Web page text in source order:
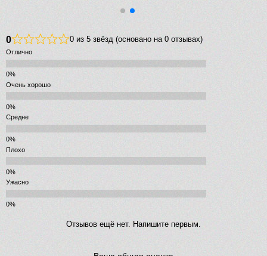
0 0 из 5 звёзд (основано на 0 отзывах)
Отлично
Очень хорошо
Средне
Плохо
Ужасно
Отзывов ещё нет. Напишите первым.